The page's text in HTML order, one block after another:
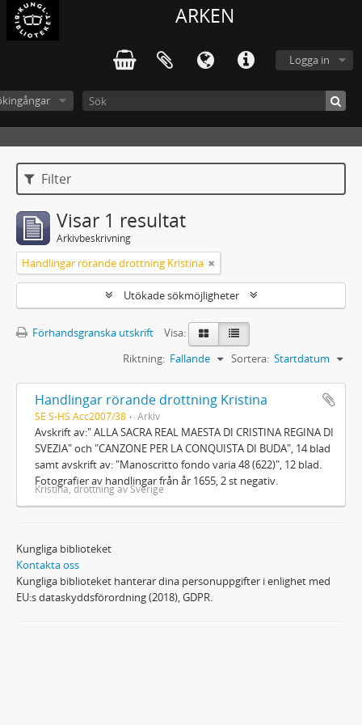
ARKEN
Logga in
Filter
Visar 1 resultat
Arkivbeskrivning
Handlingar rörande drottning Kristina
Utökade sökmöjligheter
Förhandsgranska utskrift
Visa:
Sortera: Startdatum
Riktning: Fallande
Handlingar rörande drottning Kristina
SE S-HS Acc2007/38 Arkiv
Avskrift av:" ALLA SACRA REAL MAESTA DI CRISTINA REGINA DI
SVEZIA" och "CANZONE PER LA CONQUISTA DI BUDA", 14 blad
samt avskrift av: "Manoscritto fondo varia 48 (622)", 12 blad.
Fotografier av handlingar från år 1655, 2 st negativ.
Kristina, drottning av Sverige
Kungliga biblioteket
Kontakta oss
Kungliga biblioteket hanterar dina personuppgifter i enlighet med
EU:s dataskyddsförordning (2018), GDPR.